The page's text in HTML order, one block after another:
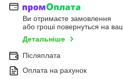
Ви отримаєте замовлення
або гроші повернуться на
Детальніше
Післяплата
Оплата на рахунок